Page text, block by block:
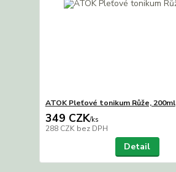
ATOK Pleťové tonikum Růže, 200ml
349 CZK/ks
288 CZK bez DPH
Detail